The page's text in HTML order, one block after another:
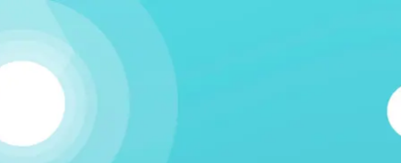
Kapcsolódj!
A Humania rendszerbe Google felhasználói fiókkal lehet
belépni. Fontos számunkra, hogy létező emberek
vegyenek a közösségünkben részt, és ezért nem lehet
csak úgy, tetszőleges e-mail címmel regisztrálni.